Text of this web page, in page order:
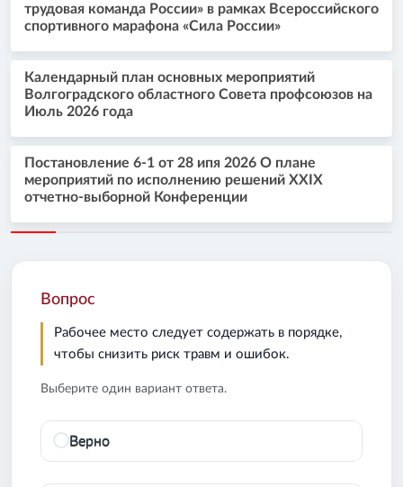
трудовая команда России» в рамках Всероссийского
спортивного марафона «Сила России»
Календарный план основных мероприятий
Волгоградского областного Совета профсоюзов на
Июль 2026 года
Постановление 6-1 от 28 ипя 2026 О плане
мероприятий по исполнению решений XXIX
отчетно-выборной Конференции
Вопрос
Рабочее место следует содержать в порядке,
чтобы снизить риск травм и ошибок.
Выберите один вариант ответа.
Верно